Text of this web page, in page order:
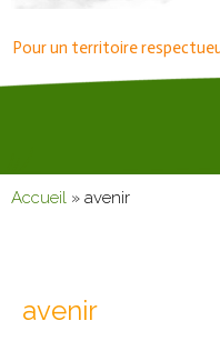
Pour un territoire
Accueil » avenir
avenir